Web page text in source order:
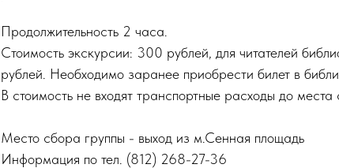
Продолжительность 2 часа.
Стоимость экскурсии: 300 рублей, для читателей
рублей. Необходимо заранее приобрести билет в
В стоимость не входят транспортные расходы до места
Место сбора группы - выход из м.Сенная площадь
Информация по тел. (812) 268-27-36